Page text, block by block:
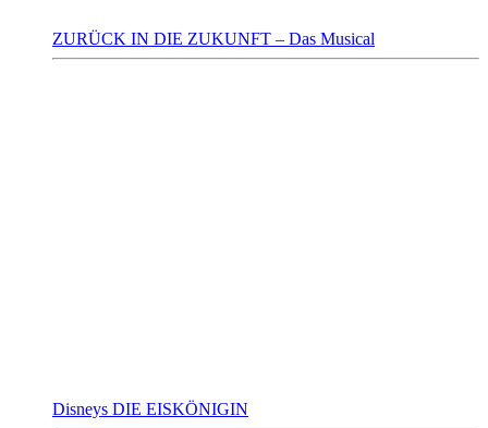
ZURÜCK IN DIE ZUKUNFT – Das Musical
Disneys DIE EISKÖNIGIN